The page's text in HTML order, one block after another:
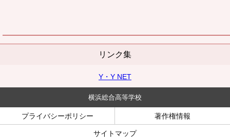
リンク集
Y・Y NET
横浜総合高等学校
プライバシーポリシー 著作権情報
サイトマップ